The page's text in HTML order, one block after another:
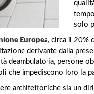
solo
Europea, circa il 20%
derivante dalla
deambulatoria, persone
che impediscono loro la
architettoniche sia un